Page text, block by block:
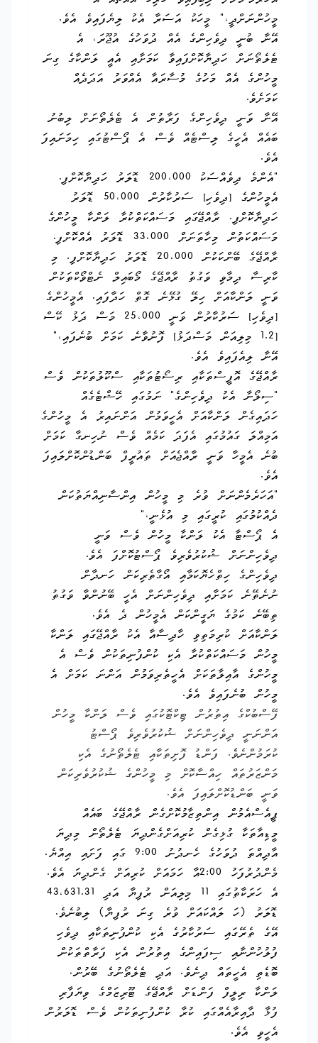
މީހުންނަށްދީ،" މީހަކު އަސަރާ އެކު ލިޔެފައިވެ އެވެ.
އޭނާ ބުނީ ދިވެހިންގެ އެއް ދުވަހުގެ އުޖޫރަ، އެ
ޓެލެތޯނަށް ހަދިޔާކޮށްފައިވާ ކަމަށާއި އެއީ ލަންކާގެ ގިނަ
މީހުންގެ އެއް މަހުގެ މުސާރައާ އެއްވަރު އަދަދެއް
ކަމަށެވެ.
އޭނާ ވަނީ ދިވެހިންގެ ފަރާތުން އެ ޓެލެތޯނަށް ލިބުނު
ބައެއް އެހީގެ ލިސްޓެއް ވެސް އެ ޕޯސްޓުގައި ހިމަނައިފަ
އެވެ.
"އެންމެ ދިވެއްސަކު 200،000 ޑޮލަރު ހަދިޔާކޮށްފި.
އެމީހުންގެ [ދިވެހި] ސަރުކާރުން 50،000 ޑޮލަރު
ހަދިޔާކޮށްފި. ރާއްޖޭގައި މަސައްކަތްކުރާ ލަންކާ މީހުންގެ
މަސައްކަތުން މިހާތަނަށް 33،000 ޑޮލަރު އެއްކޮށްފި.
ރާއްޖޭގެ ބޭންކަކުން 20،000 ޑޮލަރު ހަދިޔާކޮށްފި. މި
ކާރިސާ ދިމާވި ވަގުތު ރާއްޖޭގެ މޯބައިލް ނެޓްވޯކްތަކުން
ވަނީ ލަންކާއަށް ހިލޭ ގުޅޭނެ ގޮތް ހަދާފައި. އެމީހުންގެ
[ދިވެހި] ސަރުކާރުން ވަނީ 25،000 މަސް ދަޅު ކޭސް
[1.2 މިލިއަން މަސްދަޅު] ފޮނުވާނެ ކަމަށް ބުނެފައި،"
އޭނާ ލިއެފައިވެ އެވެ.
ރާއްޖޭގެ އޮފީސްތަކާއި ރިސޯޓުތަކާއި ސްކޫލުތަކުން ވެސް
"ސިލޯނާ އެކު ދިވެހިންގެ" ނަމުގައި ހޭޝްޓެގެއް
ހަދައިގެން ލަންކާއަށް އެހީވަމުން އަންނައިރު އެ މީހުންގެ
އަމިއްލަ ގައުމުގައި އެފަދަ ކަމެއް ވެސް ނުހިނގާ ކަމަށް
ބުނެ އެމީހާ ވަނީ ރާއްޖެއަށް ތައުރީފް ބަންޑުންކޮށްލައިފަ
އެވެ.
"އަހަރެމެންނަށް ވުރެ މި މީހުން އިންސާނިއްޔަތުކަން
ދެއްކުމުގައި ކުރީގައި މި އުޅެނީ،"
އެ ޕޯސްޓާ އެކު ލަންކާ މީހުން ވެސް ވަނީ
ދިވެހިންނަށް ޝުކުރުވެރިވެ ޕޯސްޓުކޮށްފަ އެވެ.
ދިވެހިންގެ ހިތްހެޔޮކަމާއި އޯގާތެރިކަން ހަނދާން
ނުނެތޭނެ ކަމަށާއި ދިވެހިންނަށް އެހީ ބޭނުންވާ ވަގުތު
ތިބޭނެ ކަމުގެ ޔަގީންކަން އެމީހުން ދެ އެވެ.
ލަންކާއަށް ކުރިމަތިވި ހާދިސާއާ އެކު ރާއްޖޭގައި ލަންކާ
މީހުން މަސައްކަތްކުރާ އެކި ކުންފުނިތަކުން ވެސް އެ
މީހުންގެ އާއިލާތަކަށް އެހީތެރިވަމުން އަންނަ ކަމަށް އެ
މީހުން ބުނެފައިވެ އެވެ.
ފޭސްބުކްގެ އިތުރުން ޓިކްޓޮކުގައި ވެސް ލަންކާ މީހުން
އަންނަނީ ދިވެހިންނަށް ޝުކުރުވެރިވެ ޕޯސްޓު
ކުރަމުންނެވެެ. ފަންޑު ފޮށިތަކާއި ޓެލެތޯނުގެ އެކި
މަންޒަރުތައް ހިއްސާކޮށް މި މީހުންގެ ޝުކުރުވެރިކަން
ވަނީ ބަންޑުކޮށްލައިފަ އެވެ.
ޕީއެސްއެމުން އިންތިޒާމުކޮށްގެން ރާއްޖޭގެ ބައެއް
މީޑިއާތަކާ ގުޅިގެން ކުރިއަށްގެންދިޔަ ޓެލެތޯން މިދިޔަ
އާދިއްތަ ދުވަހުގެ ހެނދުނު 9:00 ގައި ފަށައި އިއްޔެ،
މެންދުރުފަހު 2:00އާ ހަމައަށް ކުރިއަށް ގެންދިޔަ އެވެ.
އެ ހަރަކާތުގައި 11 މިލިއަން ރުފިޔާ އަދި 43،631.31
ޑޮލަރު (ހަ ލައްކައަށް ވުރެ ގިނަ ރުފިޔާ) ލިބުނެވެ.
އޭގެ ތެރޭގައި ސަރުކާރުގެ އެކި ކުންފުނިތަކާއި ދިވެހި
ފުލުހުންނާއި ސިފައިންގެ އިތުރުން އެކި ފަރާތްތަކުން
ބޮޑެތި އެހީތައް ދިނެވެ. އަދި ޓެލެތޯނުގެ ބޭރުން،
ލަންކާ ރިލީފް ފަންޑަށް ރާއްޖޭގެ ޓޫރިޒަމްގެ ވިޔަފާރި
ފުޅާ ދާއިރާއެއްގައި ކުރާ ކުންފުނިތަކުން ވެސް ޑޮލަރުން
އެހީވި އެވެ.